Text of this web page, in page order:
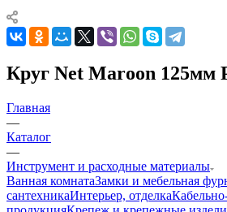
Круг Net Maroon 125мм
Главная
—
Каталог
—
Инструмент и расходные материалы
Ванная комнатаЗамки и мебельная
сантехникаИнтерьер, отделка